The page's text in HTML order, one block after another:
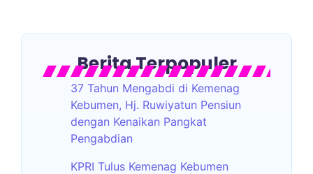
Berita Terpopuler
37 Tahun Mengabdi di Kemenag
Kebumen, Hj. Ruwiyatun Pensiun
dengan Kenaikan Pangkat
Pengabdian
KPRI Tulus Kemenag Kebumen